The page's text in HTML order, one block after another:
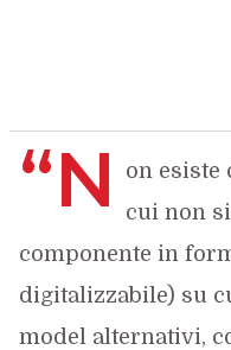
“N
on esiste
cui non
componente in
digitalizzabile) su
model alternativi,